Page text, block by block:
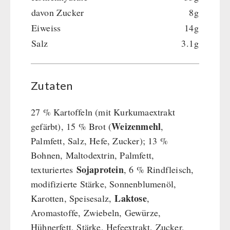
davon Zucker
8g
Eiweiss
14g
Salz
3.1g
Zutaten
27 % Kartoffeln (mit Kurkumaextrakt
gefärbt), 15 % Brot (Weizenmehl,
Palmfett, Salz, Hefe, Zucker); 13 %
Bohnen, Maltodextrin, Palmfett,
texturiertes Sojaprotein, 6 % Rindfleisch,
modifizierte Stärke, Sonnenblumenöl,
Karotten, Speisesalz,Laktose,
Aromastoffe, Zwiebeln, Gewürze,
Hühnerfett, Stärke, Hefeextrakt, Zucker,